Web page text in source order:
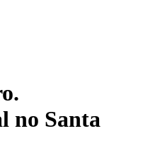
no Santa